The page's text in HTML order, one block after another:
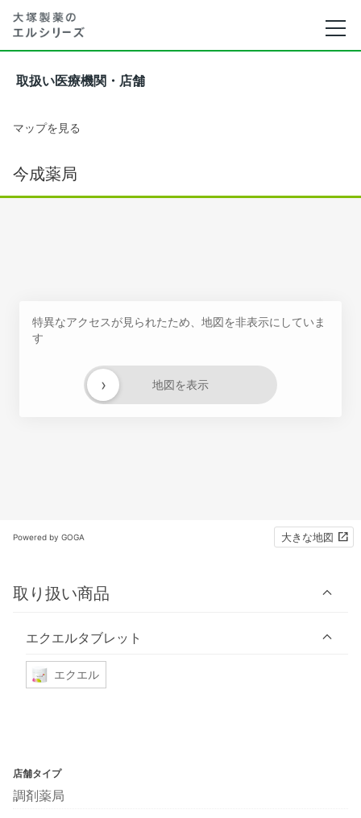
取扱い医療機関・店舗
マップを見る
今成薬局
特異なアクセスが見られたため、地図を非表示にしていま
す
地図を表示
›
Powered by GOGA 大きな地図
取り扱い商品
エクエルタブレット
エクエル
店舗タイプ
調剤薬局